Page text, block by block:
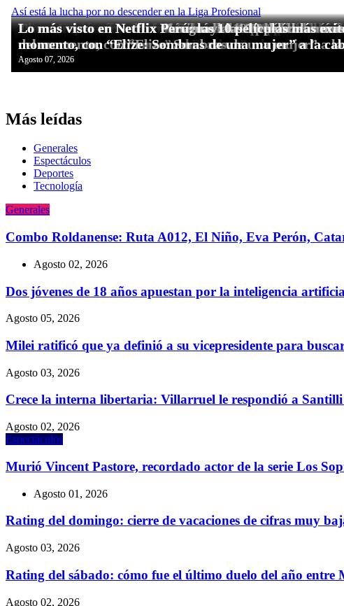
Más leídas
Generales
Espectáculos
Deportes
Tecnologí­a
Generales
Combo Roldanense: Ruta A012, El Niño, Eva Perón,
Agosto 02, 2026
Dos jóvenes de 18 años apuestan por la inteligencia
Agosto 05, 2026
Milei ratificó que ya definió a su vicepresidente para
Agosto 03, 2026
Crece la interna libertaria: Villarruel le respondió a
Agosto 02, 2026
Espectáculos
Murió Vincent Pastore, recordado actor de la serie Los
Agosto 01, 2026
Rating del domingo: cierre de vacaciones de cifras muy
Agosto 03, 2026
Rating del sábado: cómo fue el último duelo del año
Agosto 02, 2026